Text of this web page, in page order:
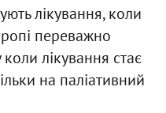
лікування, коли
переважно
лікування стає
на паліативний